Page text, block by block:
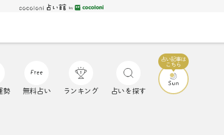
勢 無料占い ランキング 占いを探す